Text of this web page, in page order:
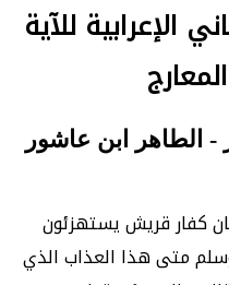
الإعرابية للآية
- الطاهر ابن عاشور
كفار قريش يستهزئون
متى هذا العذاب الذي